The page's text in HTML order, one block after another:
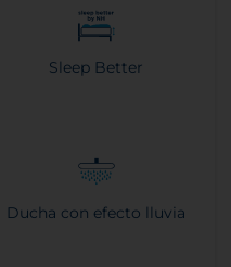
Sleep Better
Ducha con efecto lluvia